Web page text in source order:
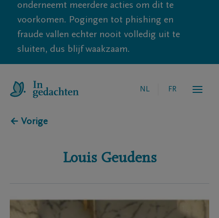
onderneemt meerdere acties om dit te
voorkomen. Pogingen tot phishing en
fraude vallen echter nooit volledig uit te
sluiten, dus blijf waakzaam.
NL FR
← Vorige
Louis Geudens